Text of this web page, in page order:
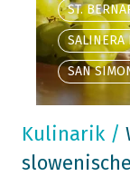
ST.
SALINERA
SAN
Kulinarik /